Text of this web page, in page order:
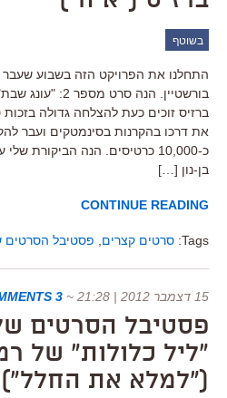
בשוטף
התחלנו את הפרויקט הזה בשבוע
ברזיס זוכים כעת להצלחה גדולה
את דרכו בהקרנות בסינמטקים ועבר
כ-10,000 כרטיסים. הנה
בן-נון […]
CONTINUE READING
Tags: סרטים קצרים פסטיבל הסרטים
15 דצמבר 2012 | 21:28 ~
3 COMMENTS
פסטיבל הסרטים
"ליל כלולות" של
("למלא את החלל")